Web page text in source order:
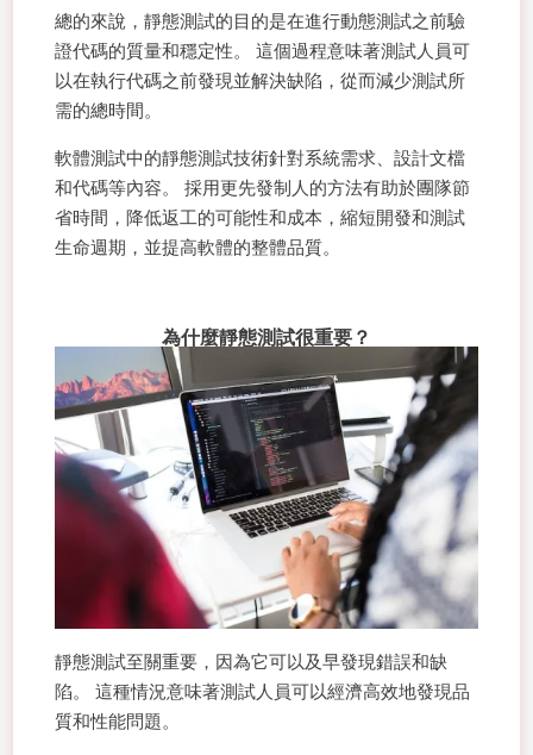
總的來說，靜態測試的目的是在進行動態測試之前驗
證代碼的質量和穩定性。 這個過程意味著測試人員可
以在執行代碼之前發現並解決缺陷，從而減少測試所
需的總時間。
軟體測試中的靜態測試技術針對系統需求、設計文檔
和代碼等內容。 採用更先發制人的方法有助於團隊節
省時間，降低返工的可能性和成本，縮短開發和測試
生命週期，並提高軟體的整體品質。
為什麼靜態測試很重要？
靜態測試至關重要，因為它可以及早發現錯誤和缺
陷。 這種情況意味著測試人員可以經濟高效地發現品
質和性能問題。